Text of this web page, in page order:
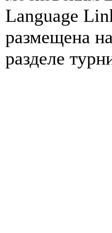
Language
размещена
разделе